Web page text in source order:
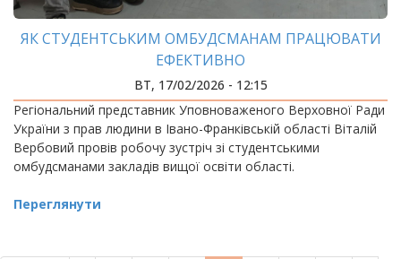
ЯК СТУДЕНТСЬКИМ ОМБУДСМАНАМ ПРАЦЮВАТИ
ЕФЕКТИВНО
ВТ, 17/02/2026 - 12:15
Регіональний представник Уповноваженого Верховної Ради
України з прав людини в Івано-Франківській області Віталій
Вербовий провів робочу зустріч зі студентськими
омбудсманами закладів вищої освіти області.
Переглянути